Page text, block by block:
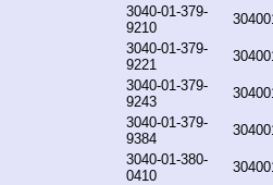
3040-01-379-
9210
3040-01-379-
9221
3040-01-379-
9243
3040-01-379-
9384
3040-01-380-
0410